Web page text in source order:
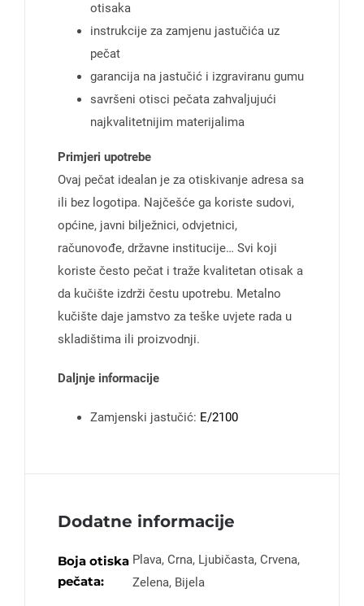
otisaka
instrukcije za zamjenu jastučića uz
pečat
garancija na jastučić i izgraviranu gumu
savršeni otisci pečata zahvaljujući
najkvalitetnijim materijalima
Primjeri upotrebe
Ovaj pečat idealan je za otiskivanje adresa sa
ili bez logotipa. Najčešće ga koriste sudovi,
općine, javni bilježnici, odvjetnici,
računovođe, državne institucije… Svi koji
koriste često pečat i traže kvalitetan otisak a
da kučište izdrži čestu upotrebu. Metalno
kučište daje jamstvo za teške uvjete rada u
skladištima ili proizvodnji.
Daljnje informacije
Zamjenski jastučić: E/2100
Dodatne informacije
Boja otiska
pečata:
Plava, Crna, Ljubičasta, Crvena,
Zelena, Bijela